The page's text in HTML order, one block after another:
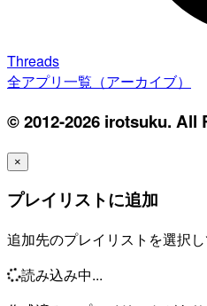
Threads
全アプリ一覧（アーカイブ）
© 2012-2026 irotsuku. All
×
プレイリストに追加
追加先のプレイリストを選択し
読み込み中...